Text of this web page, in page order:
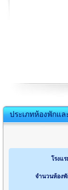
ประเภทห้องพักแ
โรงแร
จำนวนห้องพั